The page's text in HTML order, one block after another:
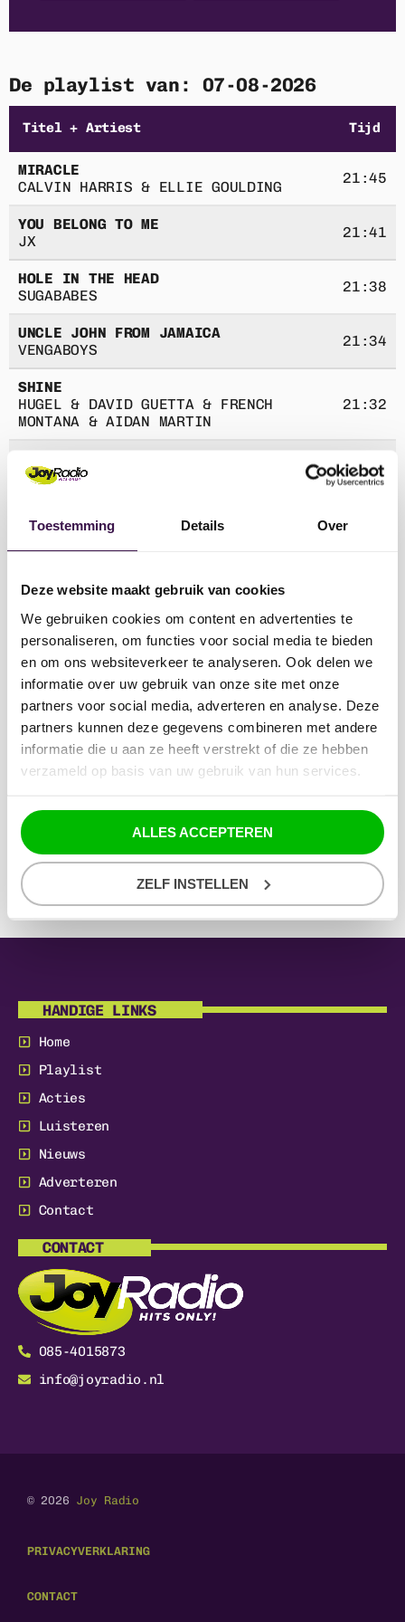
Toestemming Details Over
Deze website maakt gebruik van cookies
We gebruiken cookies om content en advertenties te
personaliseren, om functies voor social media te bieden
en om ons websiteverkeer te analyseren. Ook delen we
informatie over uw gebruik van onze site met onze
partners voor social media, adverteren en analyse. Deze
partners kunnen deze gegevens combineren met andere
informatie die u aan ze heeft verstrekt of die ze hebben
verzameld op basis van uw gebruik van hun services.
ALLES ACCEPTEREN
ZELF INSTELLEN
Home
Playlist
Acties
Luisteren
Contact
ACTIE
Win een glamping-verblijf voor
2 personen tijdens het TT-
weekend!
De playlist van: 07-08-2026
Titel + Artiest Tijd
MIRACLE
CALVIN HARRIS & ELLIE GOULDING
21:45
YOU BELONG TO ME
JX
21:41
HOLE IN THE HEAD
SUGABABES
21:38
UNCLE JOHN FROM JAMAICA
VENGABOYS
21:34
SHINE
HUGEL & DAVID GUETTA & FRENCH
MONTANA & AIDAN MARTIN
21:32
R.I.O.
21:29
DEORRO
21:24
CAPTAIN HOLLYWOOD PROJECT
SAY SAY SAY
HI-TACK
NEVER GOING HOME
KUNGS
GOT MYSELF TOGETHER
BUCKETHEADS
& WILLY WILLIAM
SCREAM & SHOUT
BRITNEY SPEARS & WILL.I.AM
21:04
HANDIGE LINKS
Home
Playlist
Acties
Luisteren
Nieuws
Adverteren
Contact
CONTACT
085-4015873
info@joyradio.nl
© 2026 Joy Radio
PRIVACYVERKLARING
CONTACT